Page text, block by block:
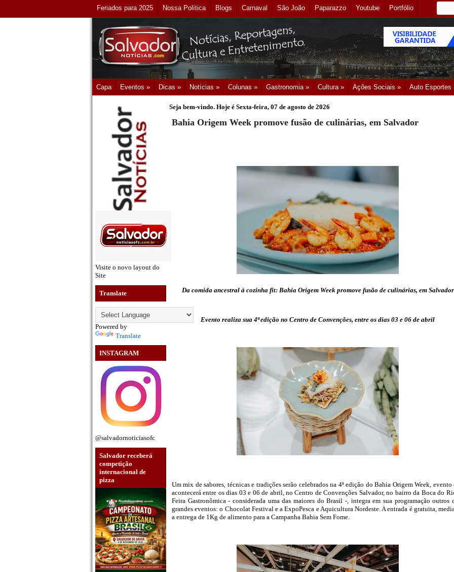
Feriados para 2025 Nossa Política Blogs Carnaval São João Paparazzo Youtube Portfólio
Capa Eventos » Dicas » Notícias » Colunas » Gastronomia » Cultura » Ações Sociais » Auto Esportes
Visite o novo layout do
Site
Translate
Powered by
Translate
INSTAGRAM
@salvadornoticiasofc
Salvador receberá
competição
internacional de
pizza
Seja bem-vindo. Hoje é Sexta-feira, 07 de agosto de 2026
Bahia Origem Week promove fusão de culinárias, em Salvador
Da comida ancestral à cozinha fit: Bahia Origem Week promove fusão de culinárias, em Salvador
Evento realiza sua 4ª edição no Centro de Convenções, entre os dias 03 e 06 de abril
Um mix de sabores, técnicas e tradições serão celebrados na 4ª edição do Bahia Origem Week, evento
acontecerá entre os dias 03 e 06 de abril, no Centro de Convenções Salvador, no bairro da Boca do
Feira Gastronômica - considerada uma das maiores do Brasil -, integra em sua programação outros
grandes eventos: o Chocolat Festival e a ExpoPesca e Aquicultura Nordeste. A entrada é gratuita,
a entrega de 1Kg de alimento para a Campanha Bahia Sem Fome.